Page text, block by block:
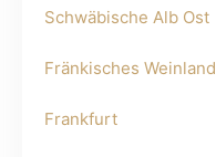
Schwäbische Alb Ost
Fränkisches Weinland
Frankfurt